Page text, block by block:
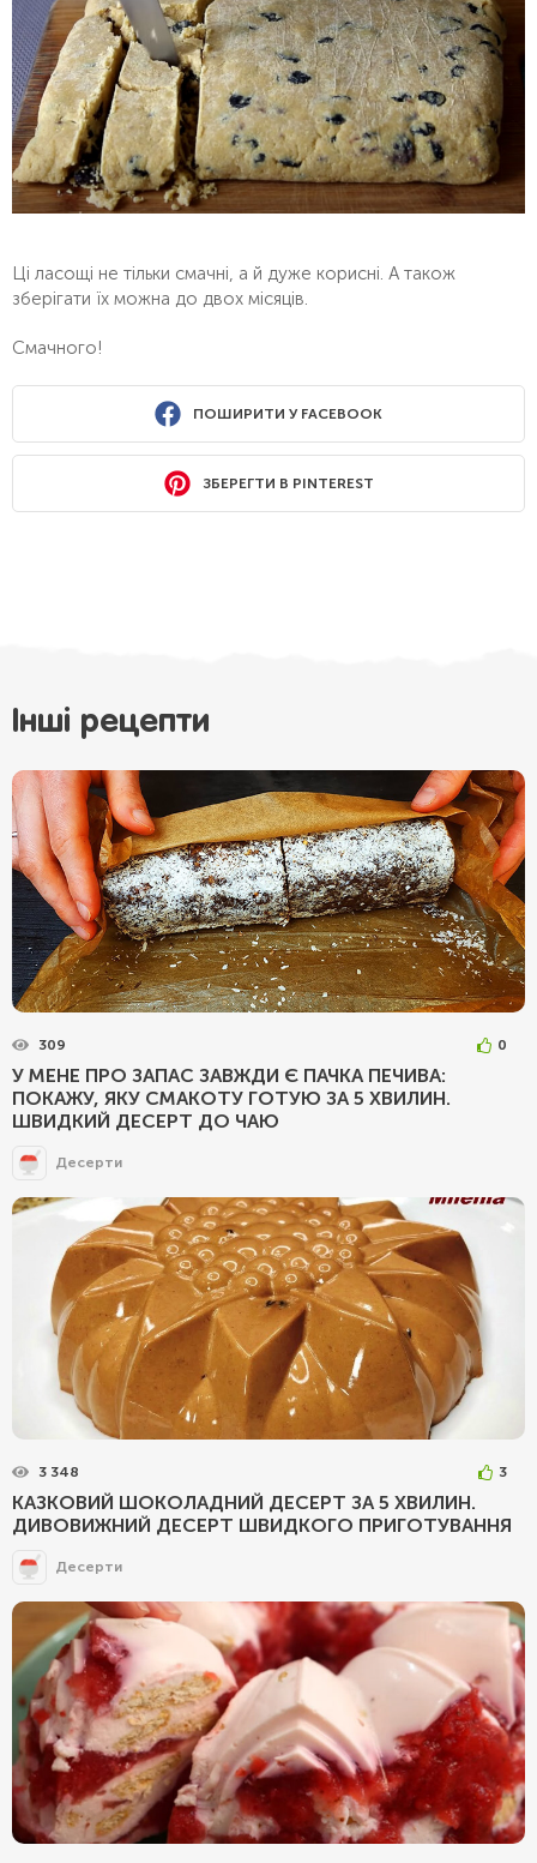
Ці ласощі не тільки смачні, а й дуже корисні. А також
зберігати їх можна до двох місяців.
Смачного!
ПОШИРИТИ У FACEBOOK
ЗБЕРЕГТИ В PINTEREST
Інші рецепти
309 0
У МЕНЕ ПРО ЗАПАС ЗАВЖДИ Є ПАЧКА ПЕЧИВА:
ПОКАЖУ, ЯКУ СМАКОТУ ГОТУЮ ЗА 5 ХВИЛИН.
ШВИДКИЙ ДЕСЕРТ ДО ЧАЮ
Десерти
3 348 3
КАЗКОВИЙ ШОКОЛАДНИЙ ДЕСЕРТ ЗА 5 ХВИЛИН.
ДИВОВИЖНИЙ ДЕСЕРТ ШВИДКОГО ПРИГОТУВАННЯ
Десерти